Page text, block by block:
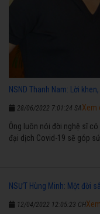
NSND Thanh Nam: Lời
28/06/2022 7:01:24 SA
Ông luôn nói đời nghệ sĩ
đại dịch Covid-19 sẽ góp
Xem
NSƯT Hùng Minh: Một đời
12/04/2022 12:05:23 CH